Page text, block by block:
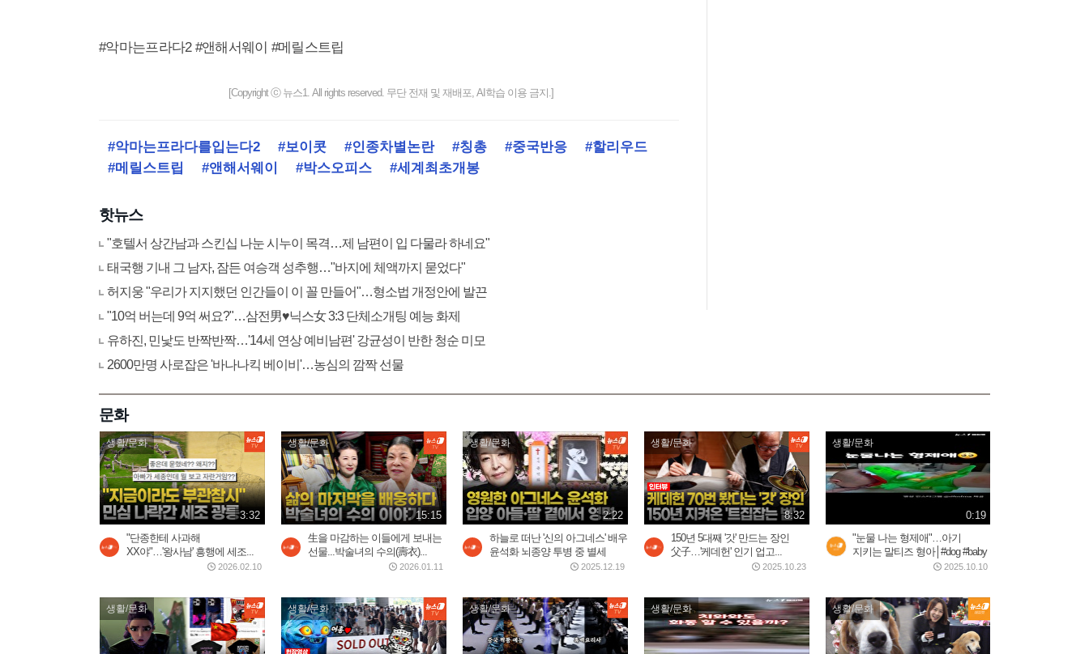
#악마는프라다2 #앤해서웨이 #메릴스트립
[Copyright ⓒ 뉴스1. All rights reserved. 무단 전재 및 재배포, AI학습 이용 금지.]
#악마는프라다를입는다2 #보이콧 #인종차별논란 #칭총 #중국반응
#할리우드
#메릴스트립
#앤해서웨이 #박스오피스 #세계최초개봉
핫뉴스
"호텔서 상간남과 스킨십 나눈 시누이 목격…제 남편이 입 다물라 하네요"
태국행 기내 그 남자, 잠든 여승객 성추행…"바지에 체액까지 묻었다"
허지웅 "우리가 지지했던 인간들이 이 꼴 만들어"…형소법 개정안에 발끈
"10억 버는데 9억 써요?"…삼전男♥닉스女 3:3 단체소개팅 예능 화제
유하진, 민낯도 반짝반짝…'14세 연상 예비남편' 강균성이 반한 청순 미모
2600만명 사로잡은 '바나나킥 베이비'…농심의 깜짝 선물
문화
생활/문화
3:32
"단종한테 사과해
XX야"…'왕사남' 흥행에 세조...
2026.02.10
생활/문화
15:15
生을 마감하는 이들에게 보내는
선물...박술녀의 수의(壽衣)...
2026.01.11
생활/문화
2:22
하늘로 떠난 '신의 아그네스' 배우
윤석화 뇌종양 투병 중 별세
2025.12.19
생활/문화
8:32
150년 5대째 '갓' 만드는 장인
父子…'케데헌' 인기 업고...
2025.10.23
생활/문화
0:19
"눈물 나는 형제애"…아기
지키는 말티즈 형아│#dog #baby
2025.10.10
생활/문화 생활/문화 생활/문화 생활/문화 생활/문화